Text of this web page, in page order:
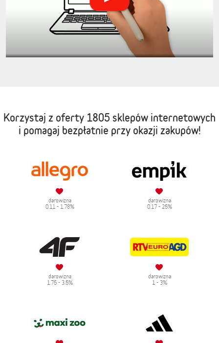
Korzystaj z oferty 1805 sklepów internetowych
i pomagaj bezpłatnie przy okazji zakupów!
darowizna
0.11 - 1.78%
darowizna
0.17 - 25%
darowizna
1.75 - 3.5%
darowizna
1 - 3%